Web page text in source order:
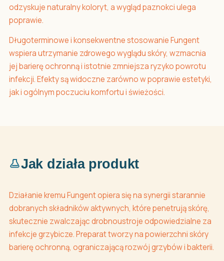
odzyskuje naturalny koloryt, a wygląd paznokci ulega
poprawie.
Długoterminowe i konsekwentne stosowanie Fungent
wspiera utrzymanie zdrowego wyglądu skóry, wzmacnia
jej barierę ochronną i istotnie zmniejsza ryzyko powrotu
infekcji. Efekty są widoczne zarówno w poprawie estetyki,
jak i ogólnym poczuciu komfortu i świeżości.
Jak działa produkt
Działanie kremu Fungent opiera się na synergii starannie
dobranych składników aktywnych, które penetrują skórę,
skutecznie zwalczając drobnoustroje odpowiedzialne za
infekcje grzybicze. Preparat tworzy na powierzchni skóry
barierę ochronną, ograniczającą rozwój grzybów i bakterii.